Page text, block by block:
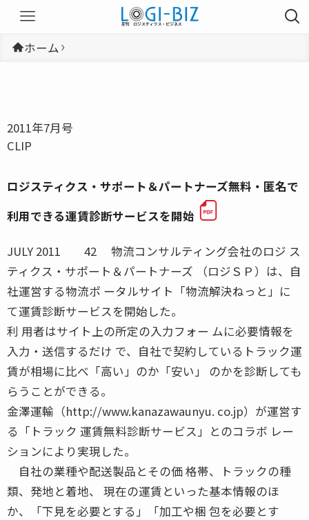
ホーム
2011年7月号
CLIP
ロジスティクス・サポート＆パートナーズ無料・匿名で
利用できる運賃診断サービスを開始
JULY 2011 42 物流コンサルティング会社のロジ ス
ティクス・サポート＆パートナーズ （ロジＳＰ）は、自
社運営する物流ポ ータルサイト「物流解決ねっと」に
て運賃診断サービスを開始した。
利 用者はサイト上の所定の入力フォー ムに必要情報を
入力・送信するだけ で、自社で契約しているトラック運
賃が相場に比べ「高い」のか「安い」 のかを診断しても
らうことができる。
金澤運輸（http://www.kanazawaunyu. co.jp）が運営す
る「トラック 運賃無料診断サービス」とのコラボ レー
ションにより実現した。
自社の業種や配送製品とその価 格帯、トラックの種
類、発地と着地、 現在の運賃といった基本情報のほ
か、「下見を必要とする」「加工や梱 包を必要とす